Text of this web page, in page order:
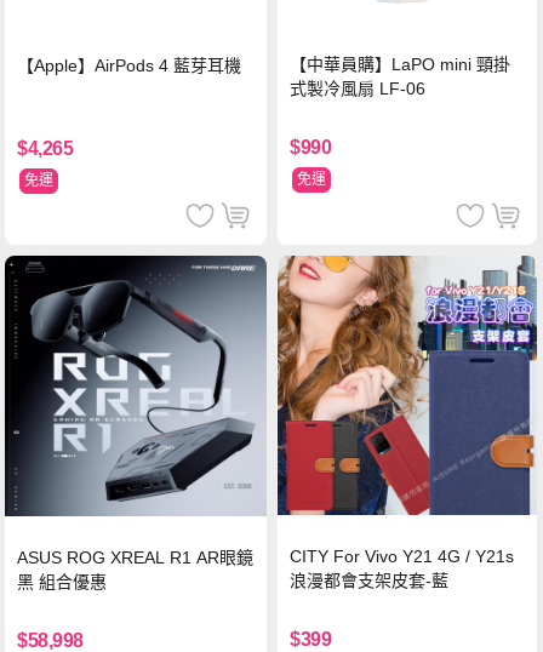
【Apple】AirPods 4 藍芽耳機
$4,265
免運
【中華員購】LaPO mini 頸掛
式製冷風扇 LF-06
$990
免運
ASUS ROG XREAL R1 AR眼鏡
黑 組合優惠
$58,998
CITY For Vivo Y21 4G / Y21s
浪漫都會支架皮套-藍
$399